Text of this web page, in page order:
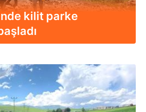
kilit parke